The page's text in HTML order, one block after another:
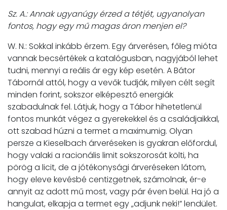
Sz. A.: Annak ugyanúgy érzed a tétjét, ugyanolyan
fontos, hogy egy mű magas áron menjen el?
W. N.: Sokkal inkább érzem. Egy árverésen, főleg mióta
vannak becsértékek a katalógusban, nagyjából lehet
tudni, mennyi a reális ár egy kép esetén. A Bátor
Tábornál attól, hogy a vevők tudják, milyen célt segít
minden forint, sokszor elképesztő energiák
szabadulnak fel. Látjuk, hogy a Tábor hihetetlenül
fontos munkát végez a gyerekekkel és a családjaikkal,
ott szabad húzni a termet a maximumig. Olyan
persze a Kieselbach árveréseken is gyakran előfordul,
hogy valaki a racionális limit sokszorosát költi, ha
pörög a licit, de a jótékonysági árveréseken látom,
hogy eleve kevésbé centizgetnek, számolnak, ér-e
annyit az adott mű most, vagy pár éven belül. Ha jó a
hangulat, elkapja a termet egy „adjunk neki!” lendület.